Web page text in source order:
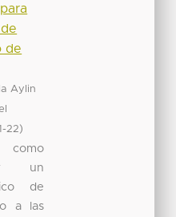
de
Aylin
22)
como
un
de
a las